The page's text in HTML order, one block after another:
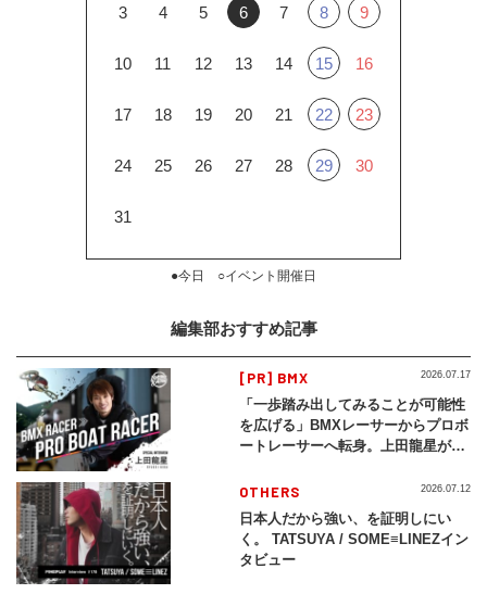
3 4 5 6 7 8 9
10 11 12 13 14 15 16
17 18 19 20 21 22 23
24 25 26 27 28 29 30
31
●今日 ○イベント開催日
編集部おすすめ記事
[PR] BMX
「一歩踏み出してみることが可能性
を広げる」BMXレーサーからプロボ
ートレーサーへ転身。上田龍星が体
2026.07.17
OTHERS
日本人だから強い、を証明しにい
く。 TATSUYA / SOME≡LINEZイン
タビュー
2026.07.12